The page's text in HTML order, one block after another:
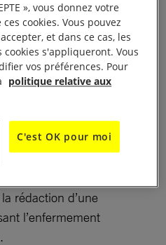
et syndicats rendent
ouverte adressée aux
déposer une proposition
administratif
aux débats lors de
Immigration », plusieurs
rédaction d’une
l’enfermement
», vous donnez votre
cookies. Vous pouvez
et dans ce cas, les
s'appliqueront. Vous
vos préférences. Pour
politique relative aux
C'est OK pour moi